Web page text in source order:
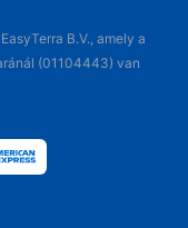
B.V., amely a
(01104443) van